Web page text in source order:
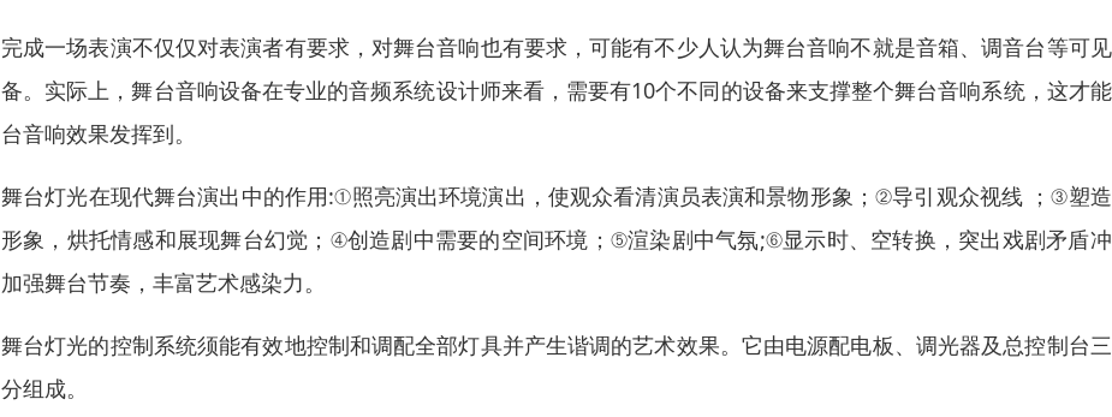
完成一场表演不仅仅对表演者有要求，对舞台音响也有要求，可能有不少人认为舞台音响不就是音箱、调音台等可
备。实际上，舞台音响设备在专业的音频系统设计师来看，需要有10个不同的设备来支撑整个舞台音响系统，这才
台音响效果发挥到。
舞台灯光在现代舞台演出中的作用:①照亮演出环境演出，使观众看清演员表演和景物形象；②导引观众视线 ；③塑
形象，烘托情感和展现舞台幻觉；④创造剧中需要的空间环境；⑤渲染剧中气氛;⑥显示时、空转换，突出戏剧矛盾
加强舞台节奏，丰富艺术感染力。
舞台灯光的控制系统须能有效地控制和调配全部灯具并产生谐调的艺术效果。它由电源配电板、调光器及总控制台
分组成。